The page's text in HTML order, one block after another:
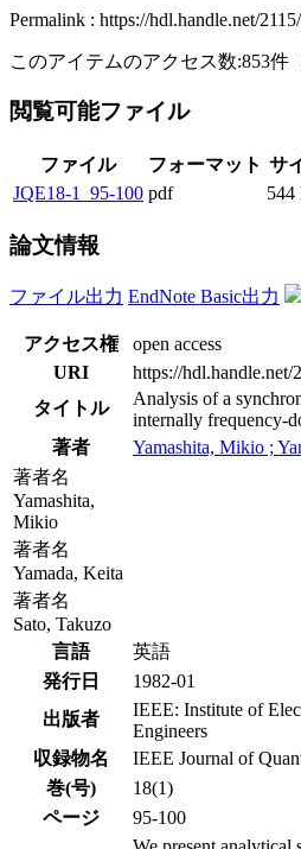
Permalink : https://hdl.handle.net/
このアイテムのアクセス数:853件
閲覧可能ファイル
ファイル フォーマット サ
JQE18-1_95-100 pdf 544
論文情報
ファイル出力 EndNote Basic出力
アクセス権
open access
URI
https://hdl.handle.net/
タイトル
Analysis of a
internally frequency-
著者
Yamashita, Mikio ;
著者名
Yamashita,
Mikio
著者名
Yamada, Keita
著者名
Sato, Takuzo
言語
英語
発行日
1982-01
出版者
IEEE: Institute of
Engineers
収録物名
IEEE Journal of
巻(号)
18(1)
ページ
95-100